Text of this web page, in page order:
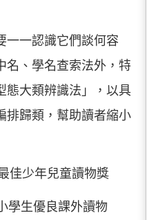
一一認識它們談何容
名、學名查索法外，特
態大類辨識法」，以具
排歸類，幫助讀者縮小
佳少年兒童讀物獎
學生優良課外讀物